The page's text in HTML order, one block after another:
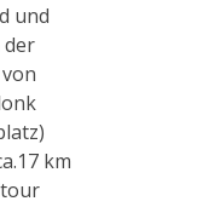
und
der
km